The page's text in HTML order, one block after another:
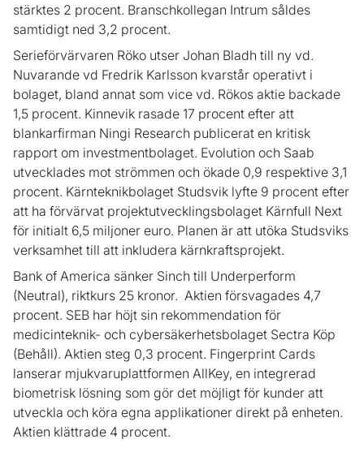
stärktes 2 procent. Branschkollegan Intrum såldes
samtidigt ned 3,2 procent.
Serieförvärvaren Röko utser Johan Bladh till ny vd.
Nuvarande vd Fredrik Karlsson kvarstår operativt i
bolaget, bland annat som vice vd. Rökos aktie backade
1,5 procent. Kinnevik rasade 17 procent efter att
blankarfirman Ningi Research publicerat en kritisk
rapport om investmentbolaget. Evolution och Saab
utvecklades mot strömmen och ökade 0,9 respektive 3,1
procent. Kärnteknikbolaget Studsvik lyfte 9 procent efter
att ha förvärvat projektutvecklingsbolaget Kärnfull Next
för initialt 6,5 miljoner euro. Planen är att utöka Studsviks
verksamhet till att inkludera kärnkraftsprojekt.
Bank of America sänker Sinch till Underperform
(Neutral), riktkurs 25 kronor. Aktien försvagades 4,7
procent. SEB har höjt sin rekommendation för
medicinteknik- och cybersäkerhetsbolaget Sectra Köp
(Behåll). Aktien steg 0,3 procent. Fingerprint Cards
lanserar mjukvaruplattformen AllKey, en integrerad
biometrisk lösning som gör det möjligt för kunder att
utveckla och köra egna applikationer direkt på enheten.
Aktien klättrade 4 procent.